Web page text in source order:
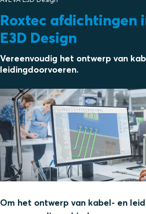
Roxtec afdichtingen
E3D Design
Vereenvoudig het ontwerp van
leidingdoorvoeren.
Om het ontwerp van kabel- en